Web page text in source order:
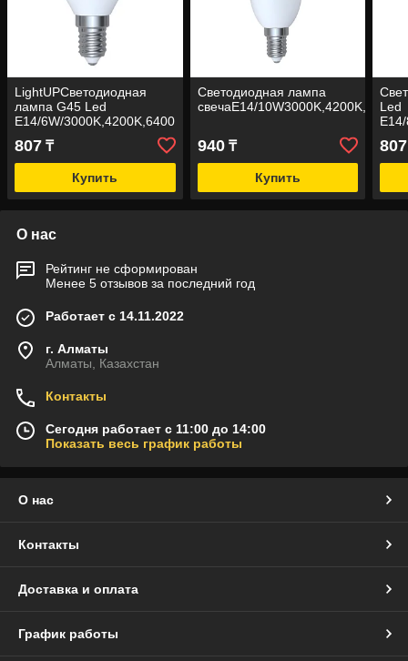
LightUPСветодиодная
лампа G45 Led
E14/6W/3000K,4200K,6400
807 ₸
Купить
Светодиодная лампа
свечаЕ14/10W3000K,4200K,6000K
940₸
Купить
Led
807
О нас
Рейтинг не сформирован
Менее 5 отзывов за последний год
Работает с 14.11.2022
г. Алматы
Алматы, Казахстан
Контакты
Сегодня работает с 11:00 до 14:00
Показать весь график работы
О нас
Контакты
Доставка и оплата
График работы